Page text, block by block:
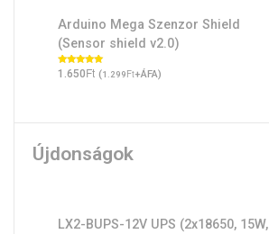
Arduino Mega Szenzor Shield
(Sensor shield v2.0)
Értékelés:
5.00 / 5
1.650Ft (1.299Ft+ÁFA)
Újdonságok
LX2-BUPS-12V UPS (2x18650, 15W,